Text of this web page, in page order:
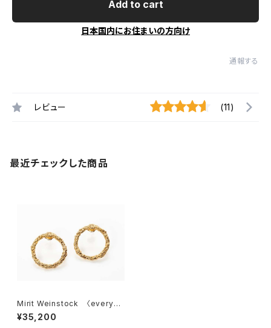
Add to cart
日本国内にお住まいの方向け
通報する
レビュー (11)
最近チェックした商品
Mirit Weinstock 〈everyda
y sparkling hoops〉
¥35,200